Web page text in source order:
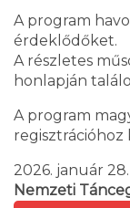
A program
érdeklődőket.
A részletes
honlapján
A program
regisztrációhoz
2026. január
Nemzeti